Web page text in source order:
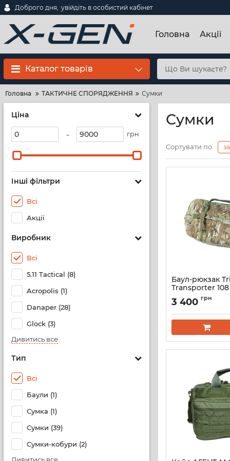
Доброго дня, увійдіть в особистий кабінет
Головна Акції
Каталог товарів
Головна ТАКТИЧНЕ СПОРЯДЖЕННЯ Сумки
Ціна
- грн
Інші фільтри
Всі
Акції
Виробник
Всі
5.11 Tactical (8)
Acropolis (1)
Danaper (28)
Glock (3)
Дивитись все
Тип
Всі
Баули (1)
Сумка (1)
Сумки (39)
Сумки-кобури (2)
Сумки
Сортувати по:
Баул-рюкзак
Transporter
Артикул: T-IE-0007
3 400 грн